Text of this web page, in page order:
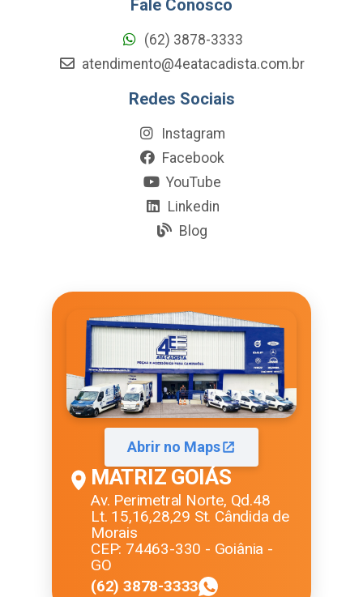
Fale Conosco
(62) 3878-3333
atendimento@4eatacadista.com.br
Redes Sociais
Instagram
Facebook
YouTube
Linkedin
Blog
Abrir no Maps
MATRIZ GOIÁS
Av. Perimetral Norte, Qd.48
Lt. 15,16,28,29 St. Cândida de
Morais
CEP: 74463-330 - Goiânia -
GO
(62) 3878-3333